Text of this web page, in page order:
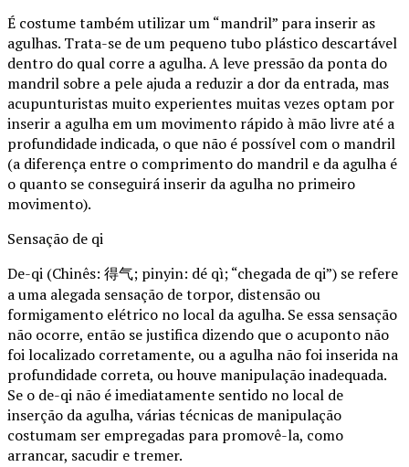
É costume também utilizar um “mandril” para inserir as
agulhas. Trata-se de um pequeno tubo plástico descartável
dentro do qual corre a agulha. A leve pressão da ponta do
mandril sobre a pele ajuda a reduzir a dor da entrada, mas
acupunturistas muito experientes muitas vezes optam por
inserir a agulha em um movimento rápido à mão livre até a
profundidade indicada, o que não é possível com o mandril
(a diferença entre o comprimento do mandril e da agulha é
o quanto se conseguirá inserir da agulha no primeiro
movimento).
Sensação de qi
De-qi (Chinês: 得气; pinyin: dé qì; “chegada de qi”) se refere
a uma alegada sensação de torpor, distensão ou
formigamento elétrico no local da agulha. Se essa sensação
não ocorre, então se justifica dizendo que o acuponto não
foi localizado corretamente, ou a agulha não foi inserida na
profundidade correta, ou houve manipulação inadequada.
Se o de-qi não é imediatamente sentido no local de
inserção da agulha, várias técnicas de manipulação
costumam ser empregadas para promovê-la, como
arrancar, sacudir e tremer.